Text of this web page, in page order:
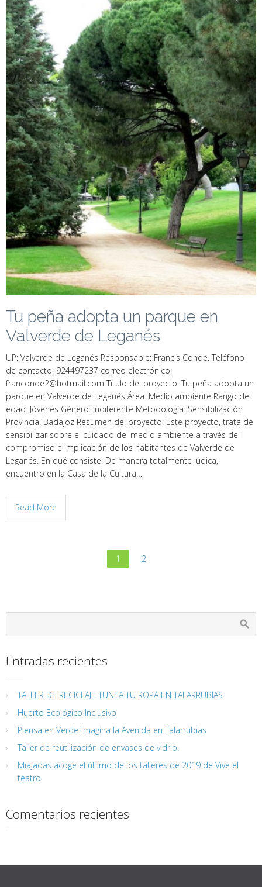
Tu peña adopta un parque en
Valverde de Leganés
UP: Valverde de Leganés Responsable: Francis Conde. Teléfono
de contacto: 924497237 correo electrónico:
franconde2@hotmail.com Título del proyecto: Tu peña adopta un
parque en Valverde de Leganés Área: Medio ambiente Rango de
edad: Jóvenes Género: Indiferente Metodología: Sensibilización
Provincia: Badajoz Resumen del proyecto: Este proyecto, trata de
sensibilizar sobre el cuidado del medio ambiente a través del
compromiso e implicación de los habitantes de Valverde de
Leganés. En qué consiste: De manera totalmente lúdica,
encuentro en la Casa de la Cultura…
Read More
1 2
Entradas recientes
TALLER DE RECICLAJE TUNEA TU ROPA EN TALARRUBIAS
Huerto Ecológico Inclusivo
Piensa en Verde-Imagina la Avenida en Talarrubias
Taller de reutilización de envases de vidrio.
Miajadas acoge el último de los talleres de 2019 de Vive el
teatro
Comentarios recientes